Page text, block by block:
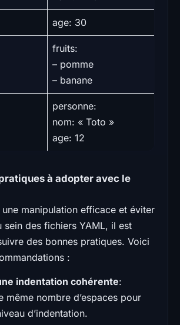
age: 30
fruits:
– pomme
– banane
personne:
nom: « Toto »
age: 12
à adopter avec le
manipulation efficace et éviter
sein des fichiers YAML, il est
des bonnes pratiques. Voici
:
indentation cohérente:
même nombre d’espaces pour
d’indentation.